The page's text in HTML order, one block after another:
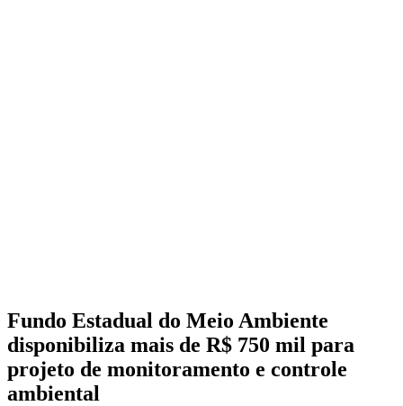
Fundo Estadual do Meio Ambiente
disponibiliza mais de R$ 750 mil para
projeto de monitoramento e controle
ambiental